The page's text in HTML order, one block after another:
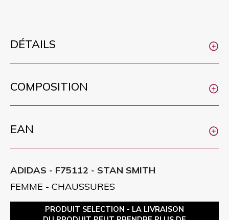
DÉTAILS
COMPOSITION
EAN
ADIDAS - F75112 - STAN SMITH
FEMME - CHAUSSURES
PRODUIT SELECTION - LA LIVRAISON